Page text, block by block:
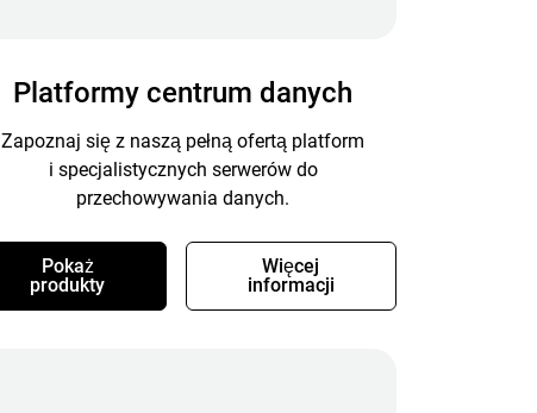
Platformy centrum danych
Zapoznaj się z naszą pełną ofertą platform
i specjalistycznych serwerów do
przechowywania danych.
Pokaż
produkty
Więcej
informacji